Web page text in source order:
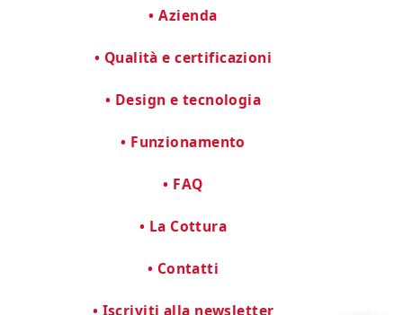
Azienda
Qualità e certificazioni
Design e tecnologia
Funzionamento
FAQ
La Cottura
Contatti
Iscriviti alla newsletter